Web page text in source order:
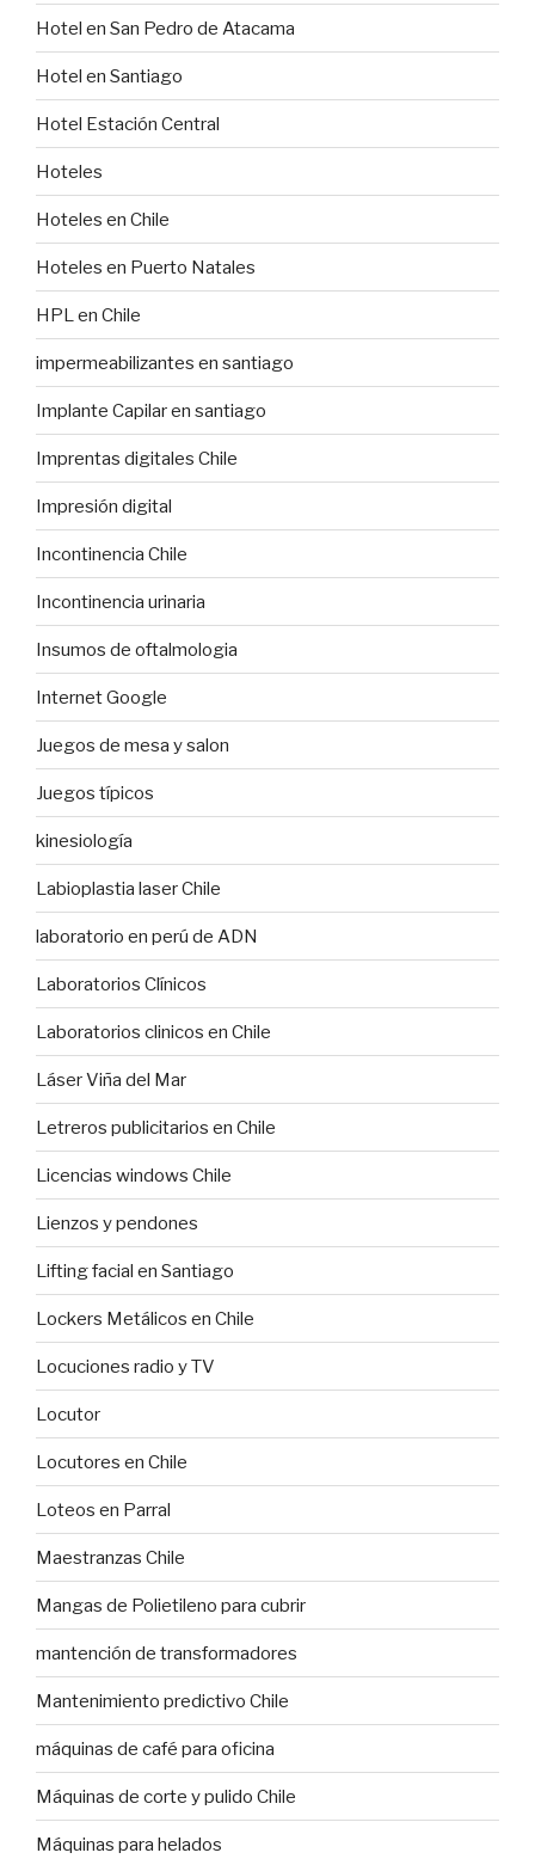
Hotel en San Pedro de Atacama
Hotel en Santiago
Hotel Estación Central
Hoteles
Hoteles en Chile
Hoteles en Puerto Natales
HPL en Chile
impermeabilizantes en santiago
Implante Capilar en santiago
Imprentas digitales Chile
Impresión digital
Incontinencia Chile
Incontinencia urinaria
Insumos de oftalmologia
Internet Google
Juegos de mesa y salon
Juegos típicos
kinesiología
Labioplastia laser Chile
laboratorio en perú de ADN
Laboratorios Clínicos
Laboratorios clinicos en Chile
Láser Viña del Mar
Letreros publicitarios en Chile
Licencias windows Chile
Lienzos y pendones
Lifting facial en Santiago
Lockers Metálicos en Chile
Locuciones radio y TV
Locutor
Locutores en Chile
Loteos en Parral
Maestranzas Chile
Mangas de Polietileno para cubrir
mantención de transformadores
Mantenimiento predictivo Chile
máquinas de café para oficina
Máquinas de corte y pulido Chile
Máquinas para helados